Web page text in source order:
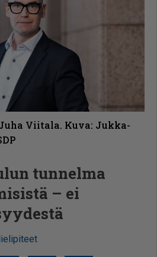
Viitala. Kuva: Jukka-
tunnelma
– ei